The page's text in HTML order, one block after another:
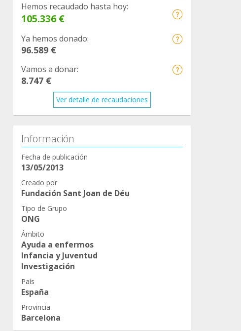
Hemos recaudado hasta hoy:
105.336 €
Ya hemos donado:
96.589 €
Vamos a donar:
8.747 €
Ver detalle de recaudaciones
Información
Fecha de publicación
13/05/2013
Creado por
Fundación Sant Joan de Déu
Tipo de Grupo
ONG
Ámbito
Ayuda a enfermos
Infancia y Juventud
Investigación
País
España
Provincia
Barcelona